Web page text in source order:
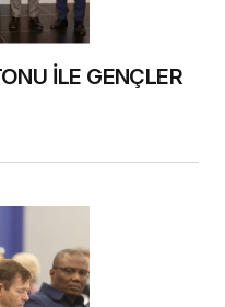
İLE GENÇLER